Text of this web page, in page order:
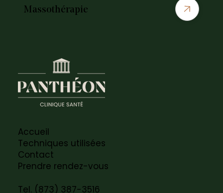
Massothérapie
Accueil
Techniques utilisées
Contact
Prendre rendez-vous
Tel. (873) 387-3516